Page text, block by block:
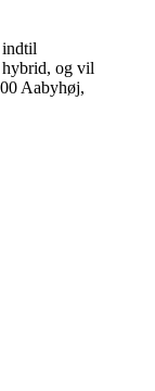
indtil
hybrid, og vil
Aabyhøj,